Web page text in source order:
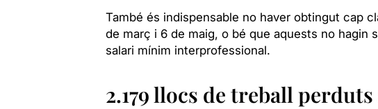
També és indispensable no haver obtingut cap
de març i 6 de maig, o bé que aquests no hagin
salari mínim interprofessional.
2.179 llocs de treball